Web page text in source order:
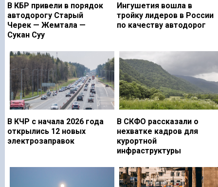
В КБР привели в порядок
автодорогу Старый
Черек — Жемтала —
Сукан Суу
Ингушетия вошла в
тройку лидеров в России
по качеству автодорог
В КЧР с начала 2026 года
открылись 12 новых
электрозаправок
В СКФО рассказали о
нехватке кадров для
курортной
инфраструктуры